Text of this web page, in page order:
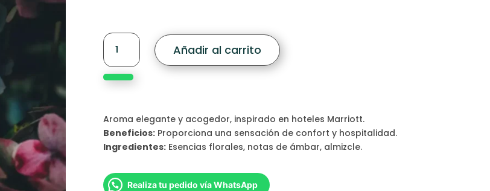
Imperial
Essence
cantidad
Añadir al carrito
Aroma elegante y acogedor, inspirado en hoteles Marriott.
Beneficios: Proporciona una sensación de confort y hospitalidad.
Ingredientes: Esencias florales, notas de ámbar, almizcle.
Realiza tu pedido vía WhatsApp